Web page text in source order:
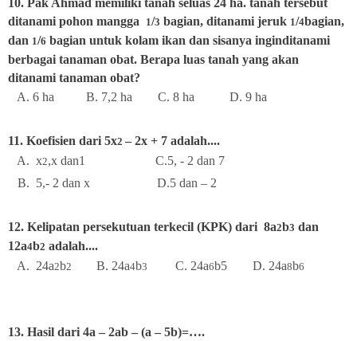
10. Pak Ahmad memiliki tanah seluas 24 ha. tanah tersebut
ditanami pohon mangga
1/3 bagian, ditanami jeruk 1/4bagian,
dan 1/6 bagian untuk kolam ikan dan sisanya inginditanami
berbagai tanaman obat. Berapa luas tanah yang akan
ditanami tanaman obat?
A. 6 ha B. 7,2 ha C. 8 ha D. 9 ha
11. Koefisien dari 5x2 – 2x + 7 adalah....
A. x2,x dan1 C.5, - 2 dan 7
B. 5,- 2 dan x D.5 dan – 2
12. Kelipatan persekutuan terkecil (KPK) dari 8a2b3 dan
12a4b2 adalah....
A. 24a2b2 B. 24a4b3 C. 24a6b5 D. 24a8b6
13. Hasil dari 4a – 2ab – (a – 5b)=….